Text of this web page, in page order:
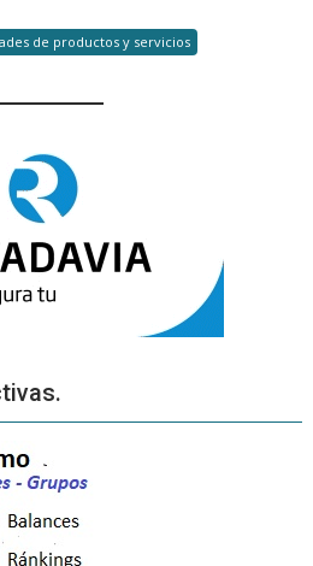
de productos y servicios